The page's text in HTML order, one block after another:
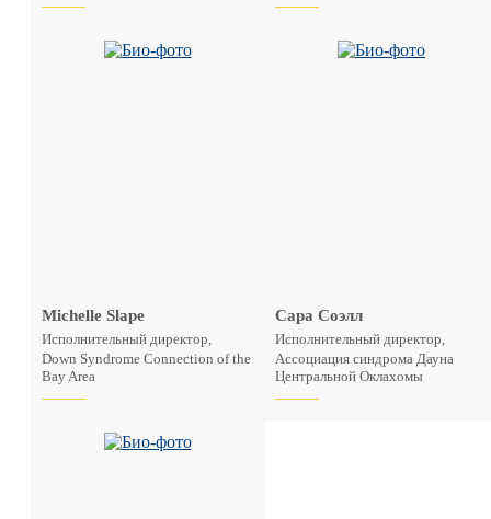
Michelle Slape
Исполнительный директор,
Down Syndrome Connection of the
Bay Area
Сара Соэлл
Исполнительный директор,
Ассоциация синдрома Дауна
Центральной Оклахомы